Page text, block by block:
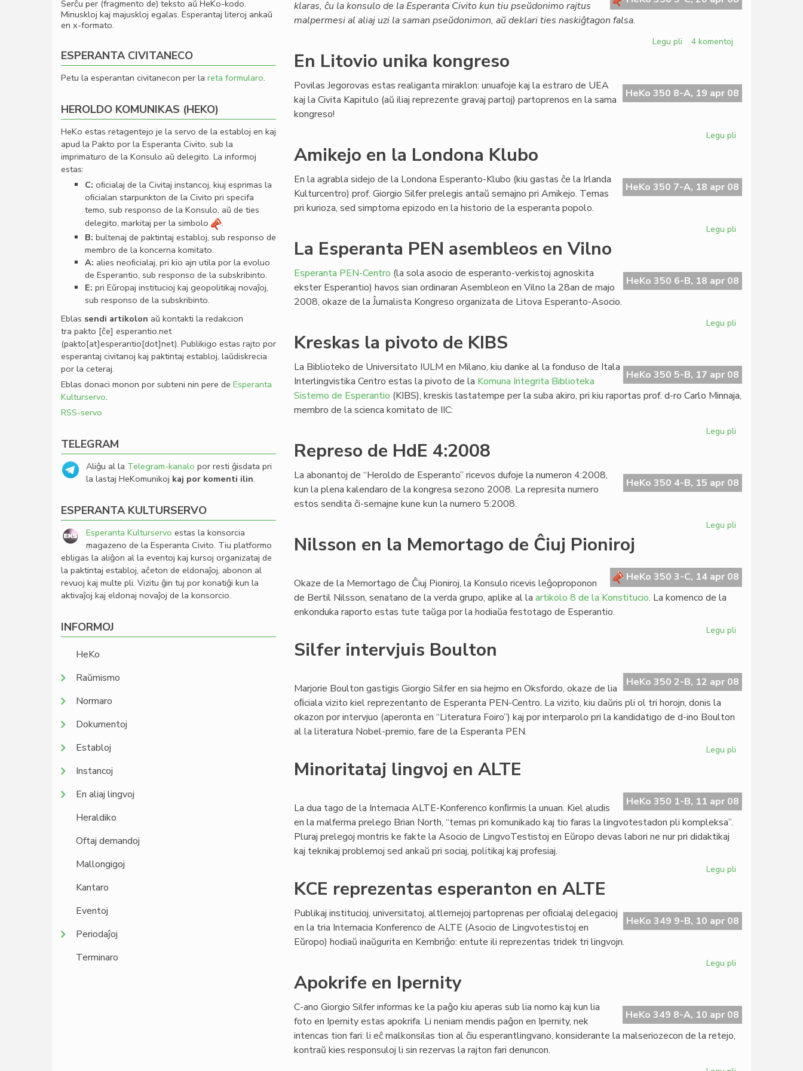
klaras, ĉu la konsulo de la Esperanta Civito kun tiu pseŭdonimo rajtus
malpermesi al aliaj uzi la saman pseŭdonimon, aŭ deklari ties naskiĝtagon falsa.
Legu pli pri
virtuala
komunumo
4 komentoj
En Litovio unika kongreso
HeKo 350 8-A, 19 apr 08
Povilas Jegorovas estas realiganta miraklon: unuafoje kaj la estraro de UEA
kaj la Civita Kapitulo (aŭ iliaj reprezente gravaj partoj) partoprenos en la sama
kongreso!
Legu pli
kongreso
Amikejo en la Londona Klubo
HeKo 350 7-A, 18 apr 08
En la agrabla sidejo de la Londona Esperanto-Klubo (kiu gastas ĉe la Irlanda
Kulturcentro) prof. Giorgio Silfer prelegis antaŭ semajno pri Amikejo. Temas
pri kurioza, sed simptoma epizodo en la historio de la esperanta popolo.
Legu pli
Londona
Klubo
La Esperanta PEN asembleos en Vilno
HeKo 350 6-B, 18 apr 08
Esperanta PEN-Centro (la sola asocio de esperanto-verkistoj agnoskita
ekster Esperantio) havos sian ordinaran Asembleon en Vilno la 28an de majo
2008, okaze de la Ĵurnalista Kongreso organizata de Litova Esperanto-Asocio.
Legu pli
asembleos
en
Vilno
Kreskas la pivoto de KIBS
HeKo 350 5-B, 17 apr 08
La Biblioteko de Universitato IULM en Milano, kiu danke al la fonduso de Itala
Interlingvistika Centro estas la pivoto de la Komuna Integrita Biblioteka
Sistemo de Esperantio (KIBS), kreskis lastatempe per la suba akiro, pri kiu raportas prof. d-ro Carlo Minnaja,
membro de la scienca komitato de IIC:
Legu pli
de
KIBS
Represo de HdE 4:2008
HeKo 350 4-B, 15 apr 08
La abonantoj de “Heroldo de Esperanto” ricevos dufoje la numeron 4:2008,
kun la plena kalendaro de la kongresa sezono 2008. La represita numero
estos sendita ĉi-semajne kune kun la numero 5:2008.
Legu pli
4:2008
Nilsson en la Memortago de Ĉiuj Pioniroj
HeKo 350 3-C, 14 apr 08
Okaze de la Memortago de Ĉiuj Pioniroj, la Konsulo ricevis leĝoproponon
de Bertil Nilsson, senatano de la verda grupo, aplike al la artikolo 8 de la Konstitucio. La komenco de la
enkonduka raporto estas tute taŭga por la hodiaŭa festotago de Esperantio.
Legu pli
Memortago
de
Silfer intervjuis Boulton
HeKo 350 2-B, 12 apr 08
Marjorie Boulton gastigis Giorgio Silfer en sia hejmo en Oksfordo, okaze de lia
oﬁciala vizito kiel reprezentanto de Esperanta PEN-Centro. La vizito, kiu daŭris pli ol tri horojn, donis la
okazon por intervjuo (aperonta en “Literatura Foiro”) kaj por interparolo pri la kandidatigo de d-ino Boulton
al la literatura Nobel-premio, fare de la Esperanta PEN.
Legu pli
Minoritataj lingvoj en ALTE
HeKo 350 1-B, 11 apr 08
La dua tago de la Internacia ALTE-Konferenco konﬁrmis la unuan. Kiel aludis
en la malferma prelego Brian North, “temas pri komunikado kaj tio faras la lingvotestadon pli kompleksa”.
Pluraj prelegoj montris ke fakte la Asocio de LingvoTestistoj en Eŭropo devas labori ne nur pri didaktikaj
kaj teknikaj problemoj sed ankaŭ pri sociaj, politikaj kaj profesiaj.
Legu pli
ALTE
KCE reprezentas esperanton en ALTE
HeKo 349 9-B, 10 apr 08
Publikaj institucioj, universitatoj, altlernejoj partoprenas per oﬁcialaj delegacioj
en la tria Internacia Konferenco de ALTE (Asocio de Lingvotestistoj en
Eŭropo) hodiaŭ inaŭgurita en Kembriĝo: entute ili reprezentas tridek tri lingvojn.
Legu pli
en
ALTE
Apokrife en Ipernity
HeKo 349 8-A, 10 apr 08
C-ano Giorgio Silfer informas ke la paĝo kiu aperas sub lia nomo kaj kun lia
foto en Ipernity estas apokrifa. Li neniam mendis paĝon en Ipernity, nek
intencas tion fari: li eĉ malkonsilas tion al ĉiu esperantlingvano, konsiderante la malseriozecon de la retejo,
kontraŭ kies responsuloj li sin rezervas la rajton fari denuncon.
Serĉu per (fragmento de) teksto aŭ HeKo-kodo.
Minuskloj kaj majuskloj egalas. Esperantaj literoj ankaŭ
en x-formato.
ESPERANTA CIVITANECO
Petu la esperantan civitanecon per la reta formularo.
HEROLDO KOMUNIKAS (HEKO)
HeKo estas retagentejo je la servo de la establoj en kaj
apud la Pakto por la Esperanta Civito, sub la
imprimaturo de la Konsulo aŭ delegito. La informoj
estas:
C: oﬁcialaj de la Civitaj instancoj, kiuj esprimas la
oﬁcialan starpunkton de la Civito pri specifa
temo, sub responso de la Konsulo, aŭ de ties
delegito, markitaj per la simbolo
.
B: bultenaj de paktintaj establoj, sub responso de
membro de la koncerna komitato.
A: alies neoﬁcialaj, pri kio ajn utila por la evoluo
de Esperantio, sub responso de la subskribinto.
E: pri Eŭropaj institucioj kaj geopolitikaj novaĵoj,
sub responso de la subskribinto.
Eblas sendi artikolon aŭ kontakti la redakcion
tra pakto [ĉe] esperantio.net
(pakto[at]esperantio[dot]net). Publikigo estas rajto por
esperantaj civitanoj kaj paktintaj establoj, laŭdiskrecia
por la ceteraj.
Eblas donaci monon por subteni nin pere de Esperanta
Kulturservo.
RSS-servo
TELEGRAM
Aliĝu al la Telegram-kanalo por resti ĝisdata pri
la lastaj HeKomunikoj kaj por komenti ilin.
ESPERANTA KULTURSERVO
Esperanta Kulturservo estas la konsorcia
magazeno de la Esperanta Civito. Tiu platformo
ebligas la aliĝon al la eventoj kaj kursoj organizataj de
la paktintaj establoj, aĉeton de eldonaĵoj, abonon al
revuoj kaj multe pli. Vizitu ĝin tuj por konatiĝi kun la
aktivaĵoj kaj eldonaj novaĵoj de la konsorcio.
INFORMOJ
HeKo
Raŭmismo
Normaro
Dokumentoj
Establoj
Instancoj
En aliaj lingvoj
Heraldiko
Oftaj demandoj
Mallongigoj
Kantaro
Eventoj
Periodaĵoj
Terminaro